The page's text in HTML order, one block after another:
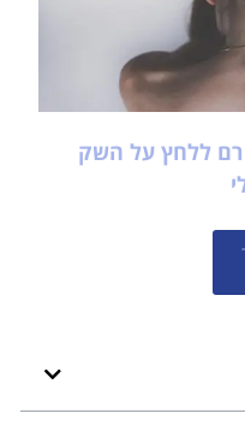
ללחץ על השק